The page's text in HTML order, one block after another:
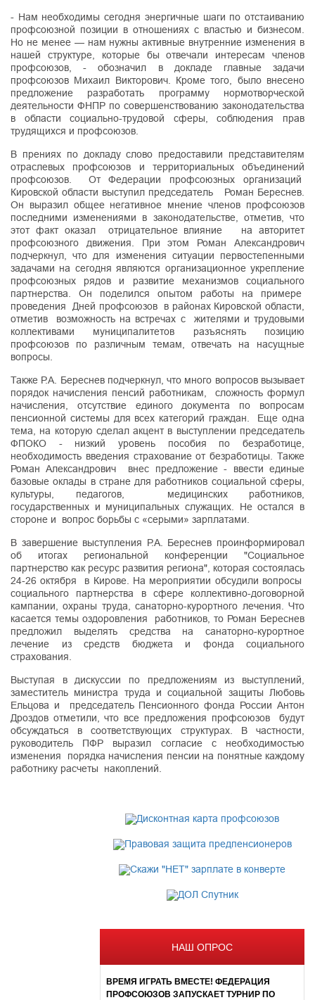
- Нам необходимы сегодня энергичные шаги по отстаиванию
профсоюзной позиции в отношениях с властью и бизнесом.
Но не менее — нам нужны активные внутренние изменения в
нашей структуре, которые бы отвечали интересам членов
профсоюзов, - обозначил в докладе главные задачи
профсоюзов Михаил Викторович. Кроме того, было внесено
предложение разработать программу нормотворческой
деятельности ФНПР по совершенствованию законодательства
в области социально-трудовой сферы, соблюдения прав
трудящихся и профсоюзов.
В прениях по докладу слово предоставили представителям
отраслевых профсоюзов и территориальных объединений
профсоюзов. От Федерации профсоюзных организаций
Кировской области выступил председатель Роман Береснев.
Он выразил общее негативное мнение членов профсоюзов
последними изменениями в законодательстве, отметив, что
этот факт оказал отрицательное влияние на авторитет
профсоюзного движения. При этом Роман Александрович
подчеркнул, что для изменения ситуации первостепенными
задачами на сегодня являются организационное укрепление
профсоюзных рядов и развитие механизмов социального
партнерства. Он поделился опытом работы на примере
проведения Дней профсоюзов в районах Кировской области,
отметив возможность на встречах с жителями и трудовыми
коллективами муниципалитетов разъяснять позицию
профсоюзов по различным темам, отвечать на насущные
вопросы.
Также Р.А. Береснев подчеркнул, что много вопросов вызывает
порядок начисления пенсий работникам, сложность формул
начисления, отсутствие единого документа по вопросам
пенсионной системы для всех категорий граждан. Еще одна
тема, на которую сделал акцент в выступлении председатель
ФПОКО - низкий уровень пособия по безработице,
необходимость введения страхование от безработицы. Также
Роман Александрович внес предложение - ввести единые
базовые оклады в стране для работников социальной сферы,
культуры, педагогов, медицинских работников,
государственных и муниципальных служащих. Не остался в
стороне и вопрос борьбы с «серыми» зарплатами.
В завершение выступления Р.А. Береснев проинформировал
об итогах региональной конференции "Социальное
партнерство как ресурс развития региона", которая состоялась
24-26 октября в Кирове. На мероприятии обсудили вопросы
социального партнерства в сфере коллективно-договорной
кампании, охраны труда, санаторно-курортного лечения. Что
касается темы оздоровления работников, то Роман Береснев
предложил выделять средства на санаторно-курортное
лечение из средств бюджета и фонда социального
страхования.
Выступая в дискуссии по предложениям из выступлений,
заместитель министра труда и социальной защиты Любовь
Ельцова и председатель Пенсионного фонда России Антон
Дроздов отметили, что все предложения профсоюзов будут
обсуждаться в соответствующих структурах. В частности,
руководитель ПФР выразил согласие с необходимостью
изменения порядка начисления пенсии на понятные каждому
работнику расчеты накоплений.
НАШ ОПРОС
ВРЕМЯ ИГРАТЬ ВМЕСТЕ! ФЕДЕРАЦИЯ
ПРОФСОЮЗОВ ЗАПУСКАЕТ ТУРНИР ПО